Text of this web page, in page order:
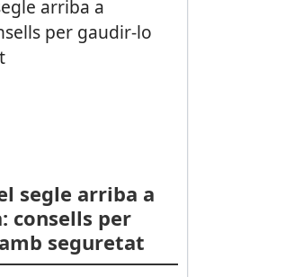
segle arriba a
consells per
seguretat